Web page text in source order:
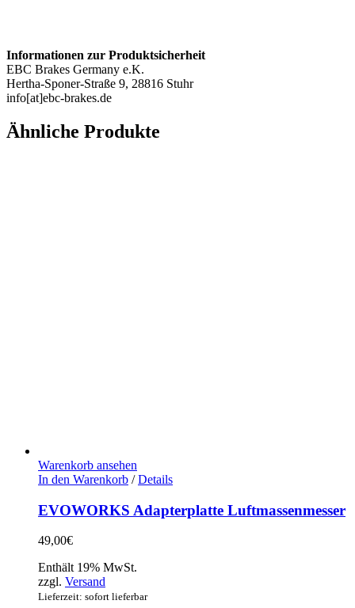
Informationen zur Produktsicherheit
EBC Brakes Germany e.K.
Hertha-Sponer-Straße 9, 28816 Stuhr
info[at]ebc-brakes.de
Ähnliche Produkte
Warenkorb ansehen
In den Warenkorb / Details
EVOWORKS Adapterplatte Luftmassenmesser
49,00€
Enthält 19% MwSt.
zzgl. Versand
Lieferzeit: sofort lieferbar